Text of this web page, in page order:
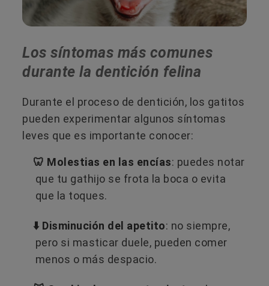
Los síntomas más comunes
durante la dentición felina
Durante el proceso de dentición, los gatitos
pueden experimentar algunos síntomas
leves que es importante conocer:
🦷 Molestias en las encías: puedes notar
que tu gathijo se frota la boca o evita
que la toques.
⬇️ Disminución del apetito: no siempre,
pero si masticar duele, pueden comer
menos o más despacio.